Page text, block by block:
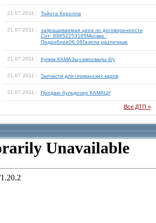
21.07.2011 Тойота Королла
21.07.2011 запрашиваемая цена по договоренности
Сот: 89852253185Москва ·
Подробнее06.06Газели различные
21.07.2011 Купим КАМАЗы-самосвалы б/у
21.07.2011 Запчасти для германских каров
21.07.2011 Продаю бульдозер КАМАЦУ
Все ДТП »